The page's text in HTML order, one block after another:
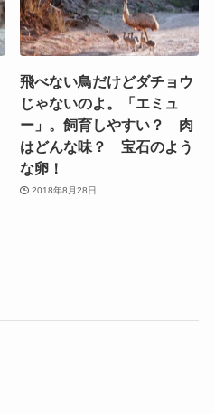
飛べない鳥だけどダチョウ
じゃないのよ。「エミュ
ー」。飼育しやすい？ 肉
はどんな味？ 宝石のよう
な卵！
2018年8月28日